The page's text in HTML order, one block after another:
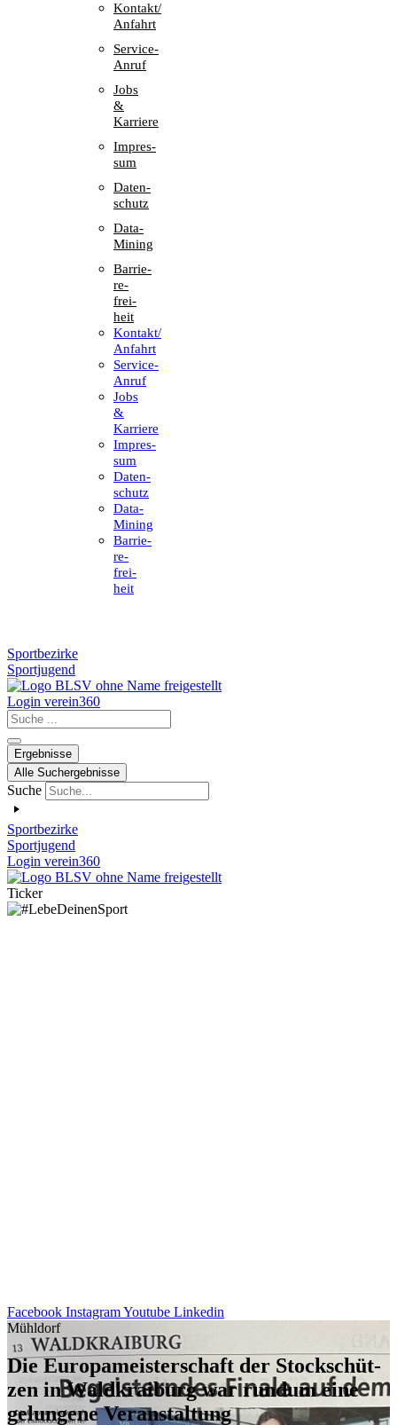
Kontakt/​​
Anfahrt
Service-
Anruf
Jobs
&
Karriere
Impres­
sum
Daten­
schutz
Data-
Mining
Barrie­
re­
frei­
heit
Kontakt/​​
Anfahrt
Service-
Anruf
Jobs
&
Karriere
Impres­
sum
Daten­
schutz
Data-
Mining
Barrie­
re­
frei­
heit
Sportbezirke
Sportjugend
Login verein360
Search
...
Ergebnisse
Alle Suchergebnisse
Suche
Sportbezirke
Sportjugend
Login verein360
Ticker
Facebook InstagramYoutube Linkedin
Mühldorf
Die Euro­pa­meis­ter­schaft der Stock­schüt­
zen in Wald­krai­burg war rundum eine
gelun­gene Veranstaltung